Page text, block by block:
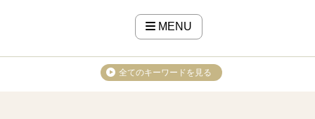
MENU
全てのキーワードを見る